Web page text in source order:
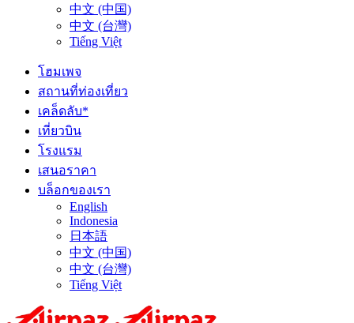
中文 (中国)
中文 (台灣)
Tiếng Việt
โฮมเพจ
สถานที่ท่องเที่ยว
เคล็ดลับ*
เที่ยวบิน
โรงแรม
เสนอราคา
บล็อกของเรา
English
Indonesia
日本語
中文 (中国)
中文 (台灣)
Tiếng Việt